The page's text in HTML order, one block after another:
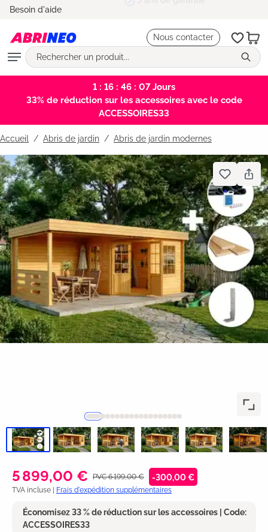
principal
Besoin d'aide
Nous contacter
1 : 16 : 46 : 07Jours
33% de réduction sur les accessoires avec le code
ACCESSOIRES33
Accueil Abris de jardin / Abris de jardin modernes
Bildergalerie überspringen
5 899,00 € PVC 6 199,00 € -300,00 €
TVA incluse | Frais d'expédition supplémentaires
Économisez 33 % de réduction sur les accessoires | Code:
ACCESSOIRES33